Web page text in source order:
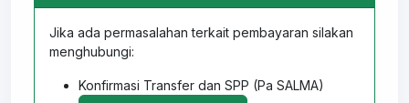
Jika ada permasalahan terkait pembayaran silakan
menghubungi:
Konfirmasi Transfer dan SPP (Pa SALMA)